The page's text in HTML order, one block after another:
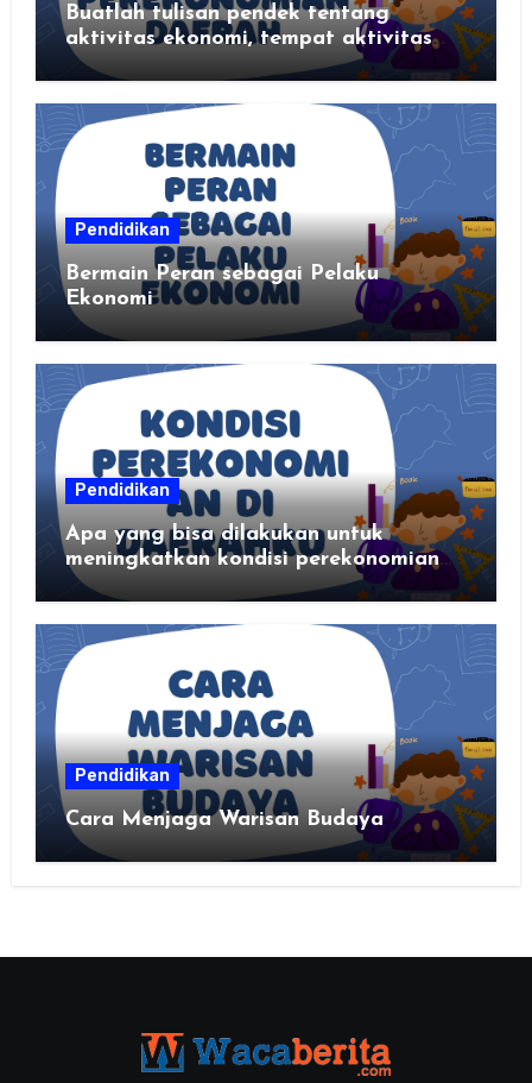
Buatlah tulisan pendek tentang
aktivitas ekonomi, tempat aktivitas
ekonomi, dan hasil produksi daerah
kalian
Pendidikan
Bermain Peran sebagai Pelaku
Ekonomi
Pendidikan
Apa yang bisa dilakukan untuk
meningkatkan kondisi perekonomian
daerahku?
Pendidikan
Cara Menjaga Warisan Budaya